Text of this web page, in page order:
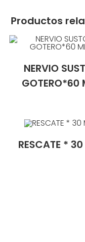
Productos
NERVIO
GOTERO*60
RESCATE *